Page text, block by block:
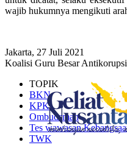
wajib hukumnya mengikuti
Jakarta, 27 Juli 2021
Koalisi Guru Besar Antikorupsi
TOPIK
BKN
KPK
Ombudsman
Tes wawasan
TWK